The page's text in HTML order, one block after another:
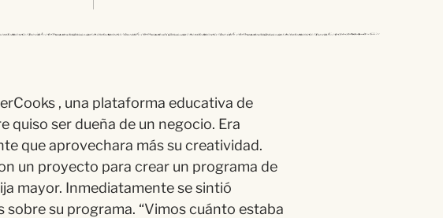
, una plataforma educativa de
quiso serdueña de un negocio. Era
que aprovechara más su creatividad.
un proyecto para crear un programa de
mayor. Inmediatamente sesintió
sobre su programa. “Vimoscuánto estaba